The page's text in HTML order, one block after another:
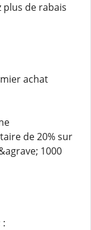
de rabais
achat
de 20% sur
1000